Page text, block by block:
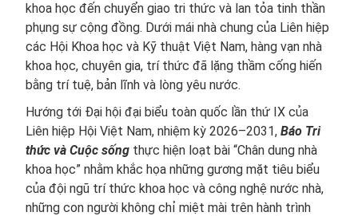
khoa học đến chuyển giao tri thức và lan tỏa tinh thần
phụng sự cộng đồng. Dưới mái nhà chung của Liên hiệp
các Hội Khoa học và Kỹ thuật Việt Nam, hàng vạn nhà
khoa học, chuyên gia, trí thức đã lặng thầm cống hiến
bằng trí tuệ, bản lĩnh và lòng yêu nước.
Hướng tới Đại hội đại biểu toàn quốc lần thứ IX của
Liên hiệp Hội Việt Nam, nhiệm kỳ 2026–2031, Báo Tri
thức và Cuộc sống thực hiện loạt bài “Chân dung nhà
khoa học” nhằm khắc họa những gương mặt tiêu biểu
của đội ngũ trí thức khoa học và công nghệ nước nhà,
những con người không chỉ miệt mài trên hành trình